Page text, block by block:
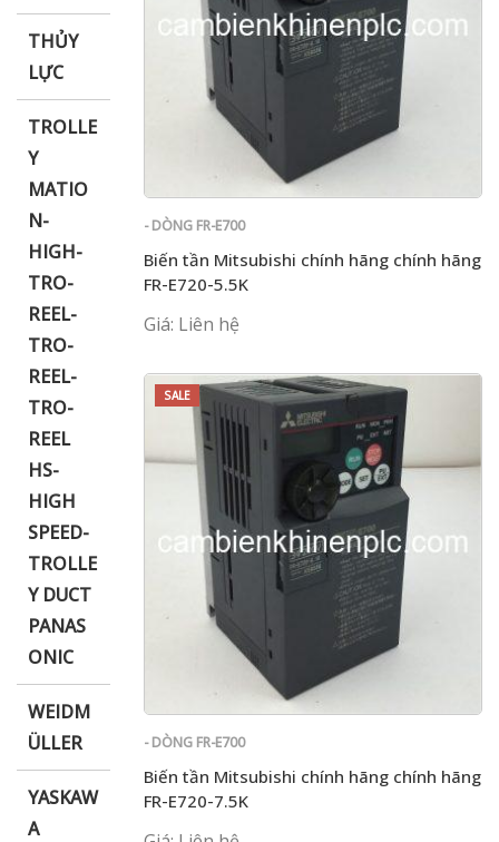
THỦY
LỰC
TROLLE
Y
MATIO
N-
HIGH-
TRO-
REEL-
TRO-
REEL-
TRO-
REEL
HS-
HIGH
SPEED-
TROLLE
Y DUCT
PANAS
ONIC
WEIDM
ÜLLER
YASKAW
A
- DÒNG FR-E700
Biến tần Mitsubishi chính hãng chính hãng
FR-E720-5.5K
Giá: Liên hệ
SALE
- DÒNG FR-E700
Biến tần Mitsubishi chính hãng chính hãng
FR-E720-7.5K